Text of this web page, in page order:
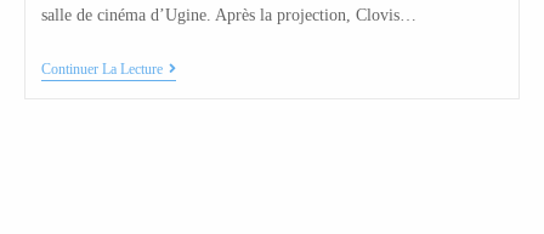
salle de cinéma d’Ugine. Après la projection, Clovis…
Continuer La Lecture